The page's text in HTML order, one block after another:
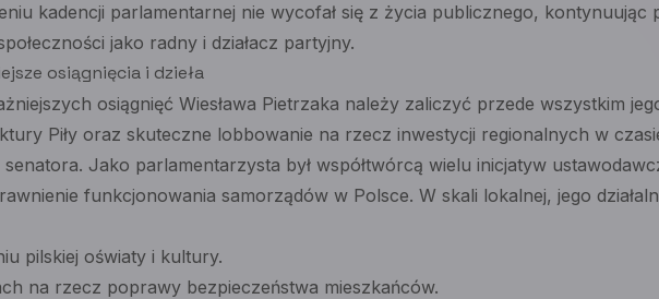
kadencji parlamentarnej nie wycofał się z życia publicznego, kontynuując
jako radny i działacz partyjny.
osiągnięcia i dzieła
osiągnięć Wiesława Pietrzaka należy zaliczyć przede wszystkim
Piły oraz skuteczne lobbowanie na rzecz inwestycji regionalnych w
senatora. Jako parlamentarzysta był współtwórcą wielu inicjatyw
funkcjonowania samorządów w Polsce. W skali lokalnej, jego
pilskiej oświaty i kultury.
na rzecz poprawy bezpieczeństwa mieszkańców.